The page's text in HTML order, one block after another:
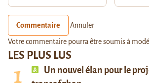
LES PLUS LUS
Un nouvel élan pour le
Commentaire Annuler
Votre commentaire pourra être soumis à